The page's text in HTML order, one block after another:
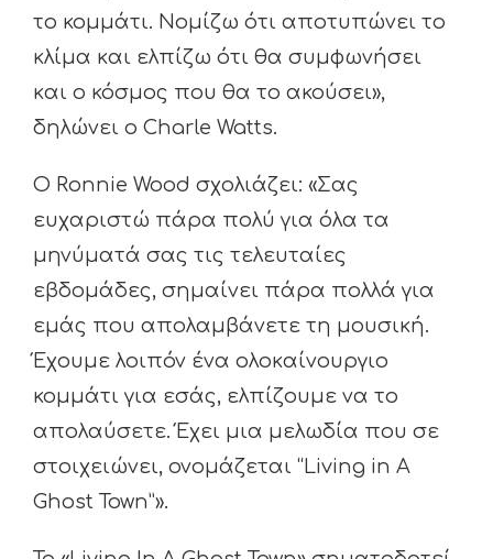
το κομμάτι. Νομίζω ότι αποτυπώνει το
κλίμα και ελπίζω ότι θα συμφωνήσει
και ο κόσμος που θα το ακούσει»,
δηλώνει ο Charle Watts.
Ο Ronnie Wood σχολιάζει: «Σας
ευχαριστώ πάρα πολύ για όλα τα
μηνύματά σας τις τελευταίες
εβδομάδες, σημαίνει πάρα πολλά για
εμάς που απολαμβάνετε τη μουσική.
Έχουμε λοιπόν ένα ολοκαίνουργιο
κομμάτι για εσάς, ελπίζουμε να το
απολαύσετε. Έχει μια μελωδία που σε
στοιχειώνει, ονομάζεται “Living in A
Ghost Town”».